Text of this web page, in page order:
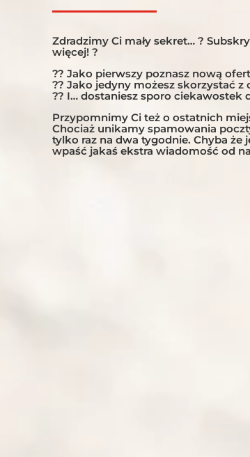
z siodełka motocykla Wyobraź sobie
Zdradzimy Ci mały sekret… ?
więcej! ?
?? Jako pierwszy poznasz nową
?? Jako jedyny możesz skorzystać z
?? I… dostaniesz sporo ciekawostek
Przypomnimy Ci też o ostatnich
Chociaż unikamy spamowania
tylko raz na dwa tygodnie. Chyba
wpaść jakaś ekstra wiadomość od